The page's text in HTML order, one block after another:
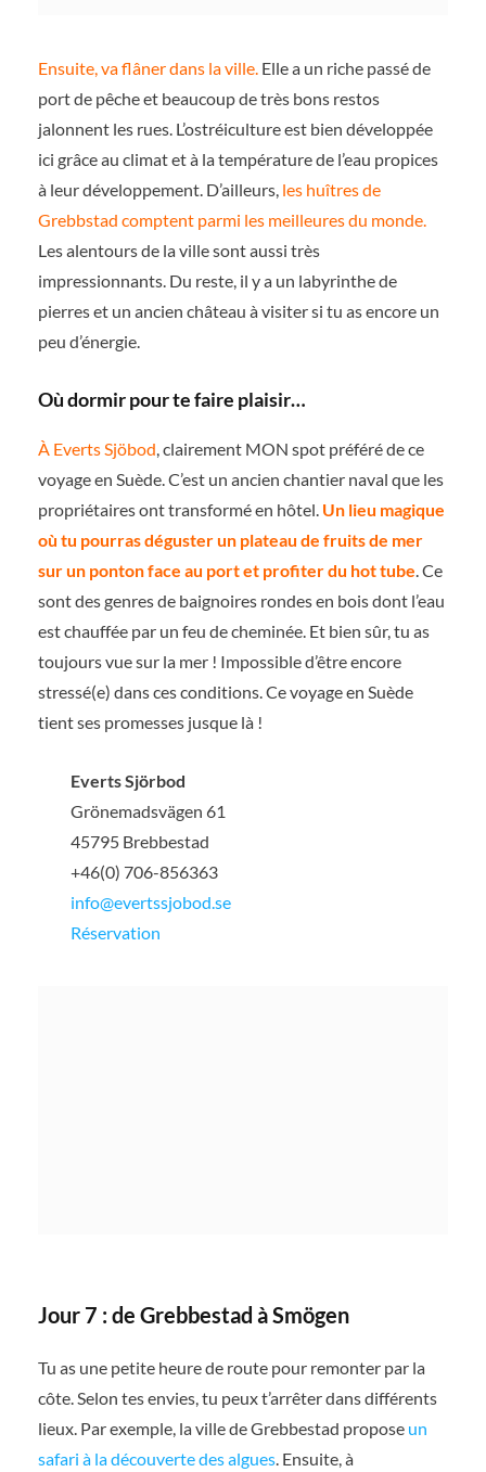
Ensuite, va flâner dans la ville. Elle a un riche passé de
port de pêche et beaucoup de très bons restos
jalonnent les rues. L’ostréiculture est bien développée
ici grâce au climat et à la température de l’eau propices
à leur développement. D’ailleurs, les huîtres de
Grebbstad comptent parmi les meilleures du monde.
Les alentours de la ville sont aussi très
impressionnants. Du reste, il y a un labyrinthe de
pierres et un ancien château à visiter si tu as encore un
peu d’énergie.
Où dormir pour te faire plaisir…
À Everts Sjöbod, clairement MON spot préféré de ce
voyage en Suède. C’est un ancien chantier naval que les
propriétaires ont transformé en hôtel. Un lieu magique
où tu pourras déguster un plateau de fruits de mer
sur un ponton face au port et profiter du hot tube. Ce
sont des genres de baignoires rondes en bois dont l’eau
est chauffée par un feu de cheminée. Et bien sûr, tu as
toujours vue sur la mer ! Impossible d’être encore
stressé(e) dans ces conditions. Ce voyage en Suède
tient ses promesses jusque là !
Everts Sjörbod
Grönemadsvägen 61
45795 Brebbestad
+46(0) 706-856363
info@evertssjobod.se
Réservation
Jour 7 : de Grebbestad à Smögen
Tu as une petite heure de route pour remonter par la
côte. Selon tes envies, tu peux t’arrêter dans différents
lieux. Par exemple, la ville de Grebbestad propose un
safari à la découverte des algues . Ensuite, à